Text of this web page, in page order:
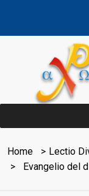
Home
Lectio
Evangelio del